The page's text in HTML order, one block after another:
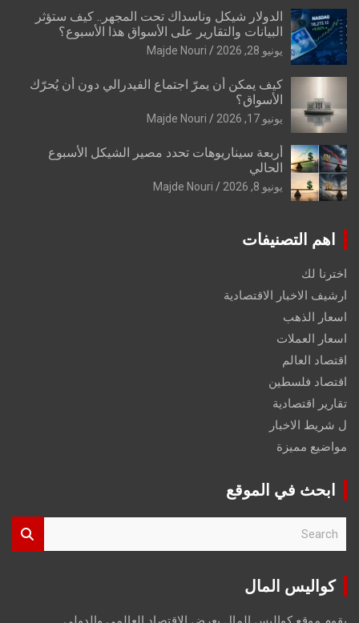
الدولار شيكل وناسداك تحت المجهر.. كيف ستؤثر
البيانات والتقارير على الأسواق هذا الأسبوع؟
يونيو 28, 2026 Majde Nouri
كيف يمكن أن يمرّ اجتماع الفيدرالي دون أن يُحرّك
الأسواق؟
يونيو 17, 2026 Majde Nouri
أربعة سيناريوهات تحدد مصير الشيكل الأسبوع
الحالي
يونيو 8, 2026 Majde Nouri
اهم التصنيفات
اخترنا لك
ارشيف الاخبار الاقتصادية
اسعار الذهب
اسعار العملات
اقتصاد العالم
اقتصاد فلسطين
تقارير اقتصادية
ل شريط الاخبار
مواضيع مميزة
ابحث في الموقع
r
كواليس المال